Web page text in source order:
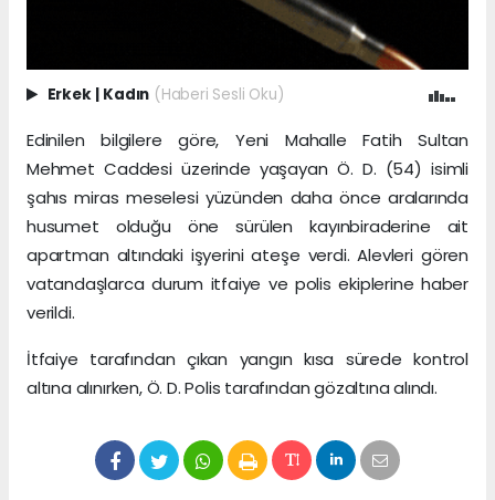
Erkek | Kadın (Haberi Sesli Oku)
Edinilen bilgilere göre, Yeni Mahalle Fatih Sultan
Mehmet Caddesi üzerinde yaşayan Ö. D. (54) isimli
şahıs miras meselesi yüzünden daha önce aralarında
husumet olduğu öne sürülen kayınbiraderine ait
apartman altındaki işyerini ateşe verdi. Alevleri gören
vatandaşlarca durum itfaiye ve polis ekiplerine haber
verildi.
İtfaiye tarafından çıkan yangın kısa sürede kontrol
altına alınırken, Ö. D. Polis tarafından gözaltına alındı.